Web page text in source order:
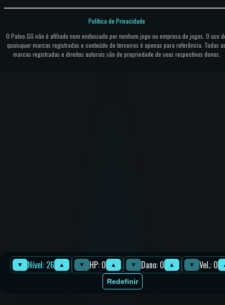
▼ Nível: 26 ▲ ▼ HP: 0 ▲ ▼ Dano: 0 ▲ ▼ Vel.: 0
Redefinir
O Paleo.GG não é afiliado nem endossado por nenhum jogo ou empresa de jogos. O uso
quaisquer marcas registradas e conteúdo de terceiros é apenas para referência. Todas
marcas registradas e direitos autorais são de propriedade de seus respectivos donos.
Política de Privacidade